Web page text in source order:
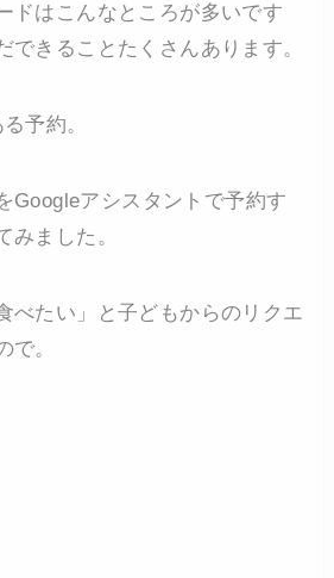
ドはこんなところが多いです
できることたくさんあります。
予約。
Googleアシスタントで予約す
みました。
べたい」と子どもからのリクエ
で。